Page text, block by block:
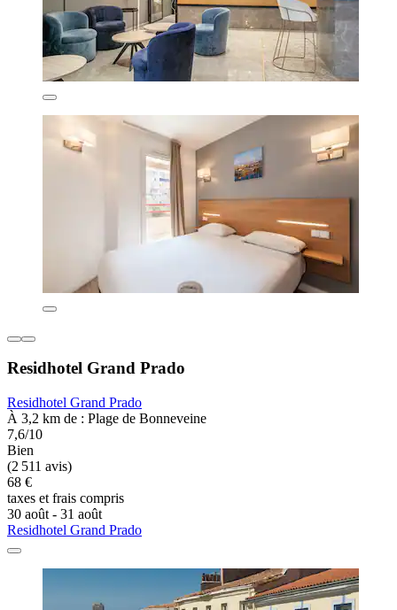
Residhotel Grand Prado
Residhotel Grand Prado
À 3,2 km de : Plage de Bonneveine
7,6/10
Bien
(2 511 avis)
68 €
taxes et frais compris
30 août - 31 août
Residhotel Grand Prado